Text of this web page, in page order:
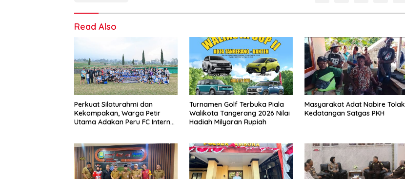
Read Also
Perkuat Silaturahmi dan
Kekompakan, Warga Petir
Utama Adakan Peru FC Internal
Turnamen Golf Terbuka Piala
Walikota Tangerang 2026 Nilai
Hadiah Milyaran Rupiah
Masyarakat Adat Nabire Tolak
Kedatangan Satgas PKH